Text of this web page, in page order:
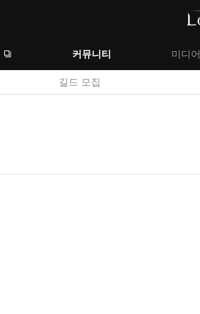
커뮤니티 미디어
길드 모집